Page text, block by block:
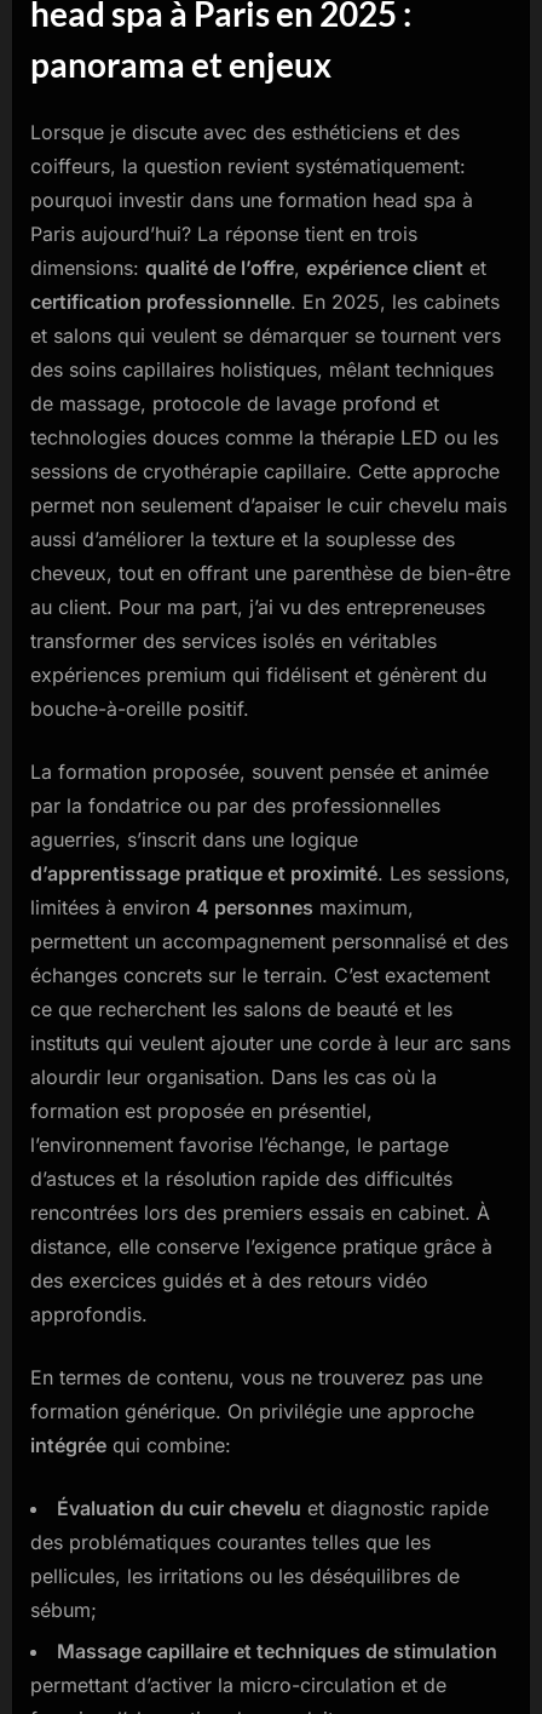
head spa à Paris en 2025 :
panorama et enjeux
Lorsque je discute avec des esthéticiens et des
coiffeurs, la question revient systématiquement:
pourquoi investir dans une formation head spa à
Paris aujourd’hui? La réponse tient en trois
dimensions: qualité de l’offre, expérience client et
certification professionnelle. En 2025, les cabinets
et salons qui veulent se démarquer se tournent vers
des soins capillaires holistiques, mêlant techniques
de massage, protocole de lavage profond et
technologies douces comme la thérapie LED ou les
sessions de cryothérapie capillaire. Cette approche
permet non seulement d’apaiser le cuir chevelu mais
aussi d’améliorer la texture et la souplesse des
cheveux, tout en offrant une parenthèse de bien-être
au client. Pour ma part, j’ai vu des entrepreneuses
transformer des services isolés en véritables
expériences premium qui fidélisent et génèrent du
bouche-à-oreille positif.
La formation proposée, souvent pensée et animée
par la fondatrice ou par des professionnelles
aguerries, s’inscrit dans une logique
d’apprentissage pratique et proximité. Les sessions,
limitées à environ 4 personnes maximum,
permettent un accompagnement personnalisé et des
échanges concrets sur le terrain. C’est exactement
ce que recherchent les salons de beauté et les
instituts qui veulent ajouter une corde à leur arc sans
alourdir leur organisation. Dans les cas où la
formation est proposée en présentiel,
l’environnement favorise l’échange, le partage
d’astuces et la résolution rapide des difficultés
rencontrées lors des premiers essais en cabinet. À
distance, elle conserve l’exigence pratique grâce à
des exercices guidés et à des retours vidéo
approfondis.
En termes de contenu, vous ne trouverez pas une
formation générique. On privilégie une approche
intégrée qui combine:
Évaluation du cuir chevelu et diagnostic rapide
des problématiques courantes telles que les
pellicules, les irritations ou les déséquilibres de
sébum;
Massage capillaire et techniques de stimulation
permettant d’activer la micro-circulation et de